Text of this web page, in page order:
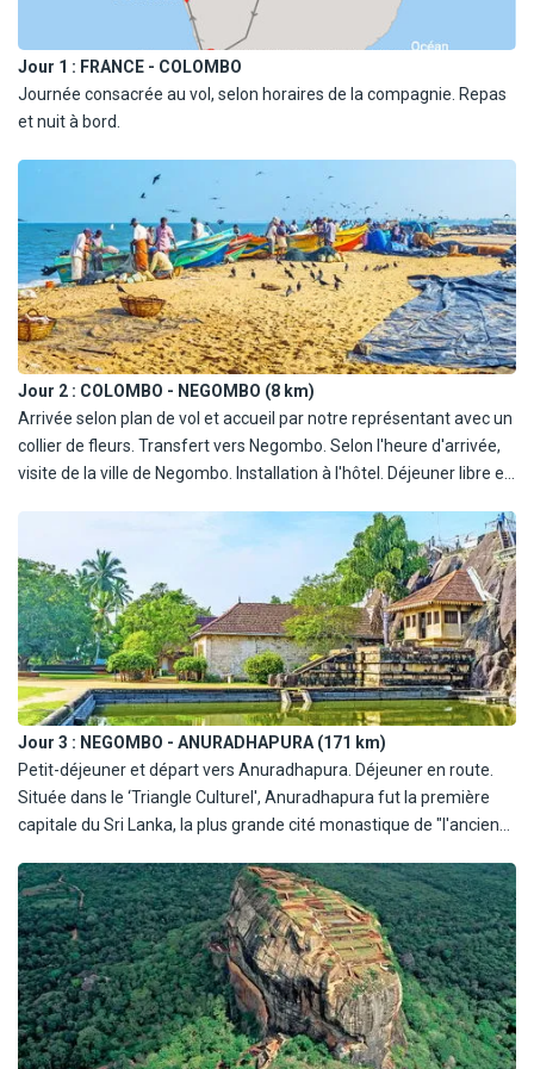
Jour 1 : FRANCE - COLOMBO
Journée consacrée au vol, selon horaires de la compagnie. Repas
et nuit à bord.
Jour 2 : COLOMBO - NEGOMBO (8 km)
Arrivée selon plan de vol et accueil par notre représentant avec un
collier de fleurs. Transfert vers Negombo. Selon l'heure d'arrivée,
visite de la ville de Negombo. Installation à l'hôtel. Déjeuner libre et
Jour 3 : NEGOMBO - ANURADHAPURA (171 km)
Petit-déjeuner et départ vers Anuradhapura. Déjeuner en route.
Située dans le ‘Triangle Culturel', Anuradhapura fut la première
capitale du Sri Lanka, la plus grande cité monastique de "l'ancien
découvrirez 2 de ses vestiges : le Jaya Sri Maha Bodhi, arbre sacré
dont l'histoire remonte à plus de 2200 ans et le temple bouddhiste
d'Isurumuniya qui servait de résidence à de très jeunes moines et
a abrité la fameuse relique de la dent de Bouddha pendant
quelque temps. Dîner et nuit à l'hôtel.